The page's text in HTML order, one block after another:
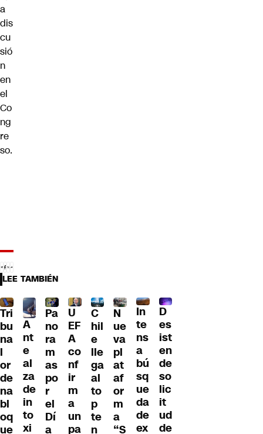
a
dis
cu
sió
n
en
el
Co
ng
re
so.
LEE TAMBIÉN
Tri
bu
na
l
or
de
na
bl
oq
ue
A
nt
e
al
za
de
in
to
xi
Pa
no
ra
m
as
po
r
el
Dí
a
U
EF
A
co
nf
ir
m
a
un
pa
C
hil
e
lle
ga
al
to
p
te
n
N
ue
va
pl
at
af
or
m
a
“S
In
te
ns
a
bú
sq
ue
da
de
ex
D
es
ist
en
de
so
lic
it
ud
de